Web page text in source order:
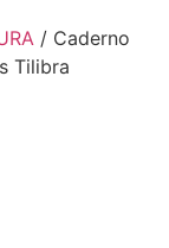
/ Caderno
Tilibra